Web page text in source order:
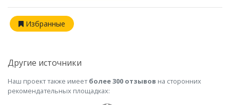
Избранные
Другие источники
Наш проект также имеетболее 300 отзывов на сторонних
рекомендательных площадках: